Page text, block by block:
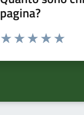
pagina?
Valuta da 1 a 5 stelle la pagina